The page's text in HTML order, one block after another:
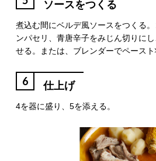
ソースをつくる
煮込む間にベルデ風ソースをつくる
ンパセリ、青唐辛子をみじん切りに
せる。または、ブレンダーでペースト
6 仕上げ
4を器に盛り、5を添える。